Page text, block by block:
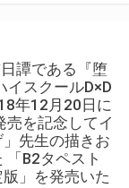
日譚である『堕
イスクールD×D
年12月20日に
売を記念してイ
先生の描きお
「B2タペスト
」を発売いた